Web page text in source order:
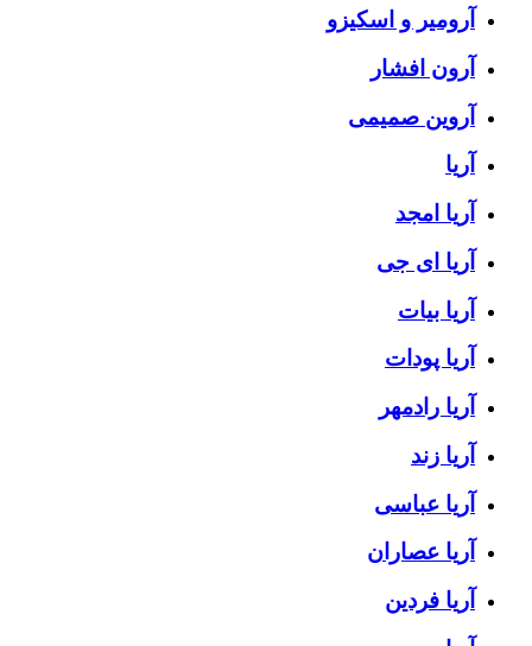
آرومیر و اسکیزو
آرون افشار
آروین صمیمی
آریا
آریا امجد
آریا ای جی
آریا بیات
آریا پودات
آریا رادمهر
آریا زند
آریا عباسی
آریا عصاران
آریا فردین